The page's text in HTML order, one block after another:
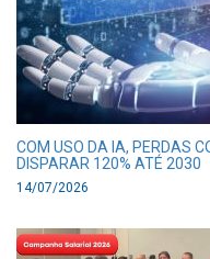
COM USO DA IA, PERDAS
DISPARAR 120% ATÉ 2030
14/07/2026